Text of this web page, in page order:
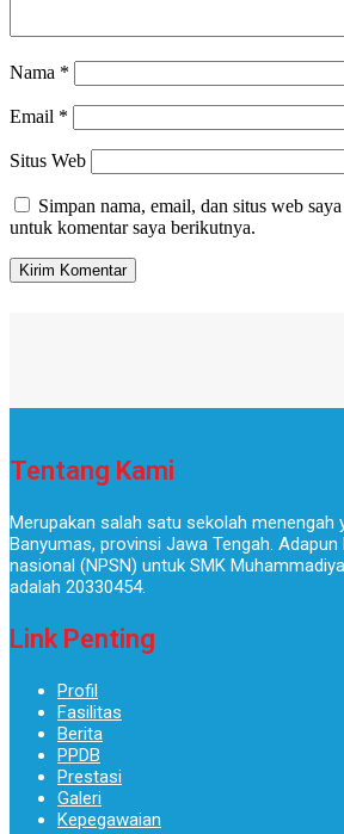
Nama *
Email *
Situs Web
Simpan nama, email, dan situs web
untuk komentar saya berikutnya.
Tentang Kami
Merupakan salah satu sekolah menengah
Banyumas, provinsi Jawa Tengah.
nasional (NPSN) untuk SMK
adalah 20330454.
Link Penting
Profil
Fasilitas
Berita
PPDB
Prestasi
Galeri
Kepegawaian